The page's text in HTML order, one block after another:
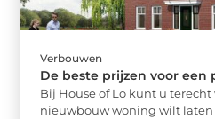
Verbouwen
De beste prijzen voor een
Bij House of Lo kunt u
nieuwbouw woning wilt laten